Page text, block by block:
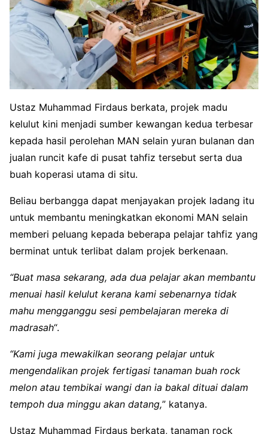
Ustaz Muhammad Firdaus berkata, projek madu
kelulut kini menjadi sumber kewangan kedua terbesar
kepada hasil perolehan MAN selain yuran bulanan dan
jualan runcit kafe di pusat tahfiz tersebut serta dua
buah koperasi utama di situ.
Beliau berbangga dapat menjayakan projek ladang itu
untuk membantu meningkatkan ekonomi MAN selain
memberi peluang kepada beberapa pelajar tahfiz yang
berminat untuk terlibat dalam projek berkenaan.
“Buat masa sekarang, ada dua pelajar akan membantu
menuai hasil kelulut kerana kami sebenarnya tidak
mahu mengganggu sesi pembelajaran mereka di
madrasah“.
“Kami juga mewakilkan seorang pelajar untuk
mengendalikan projek fertigasi tanaman buah rock
melon atau tembikai wangi dan ia bakal dituai dalam
tempoh dua minggu akan da­tang,” katanya.
Ustaz Muhammad Firdaus berkata, tanaman rock